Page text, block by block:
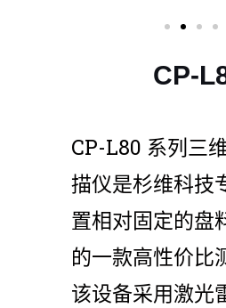
CP-
CP-L80 系列三
描仪是杉维科技
置相对固定的盘
的一款高性价比
该设备采用激光